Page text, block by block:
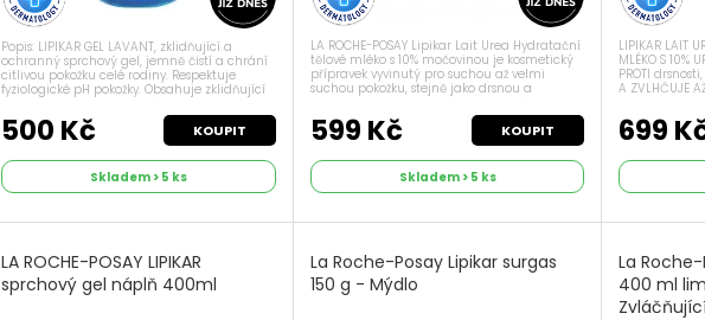
Popis: LIPIKAR GEL LAVANT, zklidňující a
ochranný sprchový gel, jemně čistí a chrání
citlivou pokožku celé rodiny. Respektuje
fyziologické pH pokožky. Obsahuje zklidňující
které pomáhají při obnově kožní...
500 Kč KOUPIT
Skladem > 5 ks
LA ROCHE-POSAY Lipikar Lait Urea Hydratační
tělové mléko s 10% močovinou je kosmetický
přípravek vyvinutý pro suchou až velmi
suchou pokožku, stejně jako drsnou a
mléko LA ROCHE-POSAY Lipikar Lait Urea...
599 Kč KOUPIT
Skladem > 5 ks
LIPIKAR LAIT
MLÉKO S 10%
PROTI drsnosti,
A ZVLHČUJE
VODOU Z LA
SENIORY.
699
LA ROCHE-POSAY LIPIKAR
sprchový gel náplň 400ml
La Roche-Posay Lipikar surgas
150 g - Mýdlo
La
400 ml